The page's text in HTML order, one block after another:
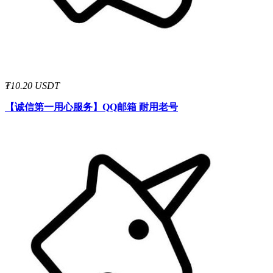
₮10.20 USDT
【诚信第一用心服务】 QQ邮箱 耐用老号